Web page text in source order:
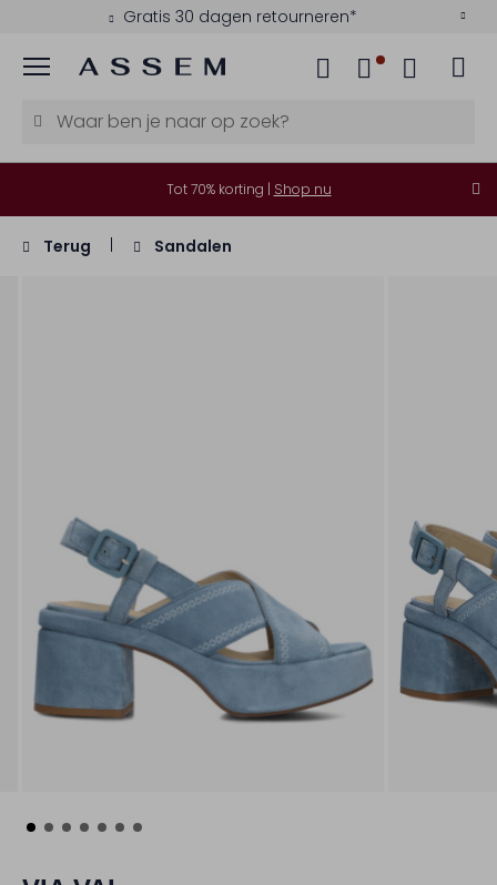
Gratis 30 dagen retourneren*
Menu
Tot 70% korting | Shop nu
Terug Sandalen